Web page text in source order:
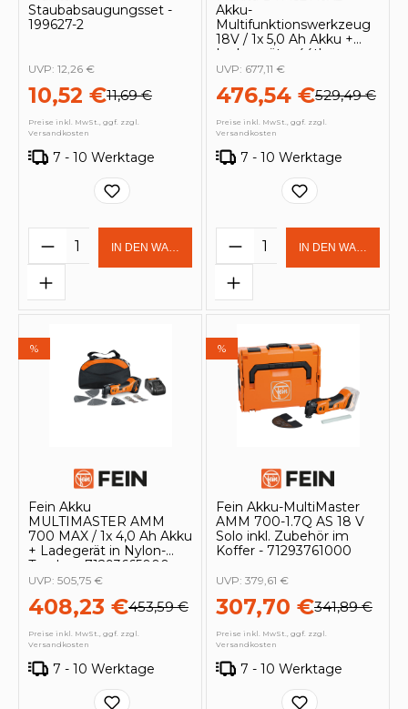
Staubabsaugungsset -
199627-2
10,52 €11,69 €
UVP: 12,26 €
Preise inkl. MwSt., ggf. zzgl.
Versandkosten
7 - 10 Werktage
Produkt Anzahl: Gib den
IN DEN WARENKORB
Akku-
Multifunktionswerkzeug
18V / 1x 5,0 Ah Akku +
Ladegerät + 44tlg.
Zubehör-Set im MAKPAC
476,54 €529,49 €
UVP: 677,11 €
Preise inkl. MwSt., ggf. zzgl.
Versandkosten
7 - 10 Werktage
Produkt Anzahl:
IN DEN
%
Fein Akku
MULTIMASTER AMM
700 MAX / 1x 4,0 Ah Akku
+ Ladegerät in Nylon-
Tasche - 71293665000
408,23 €453,59 €
UVP: 505,75 €
Preise inkl. MwSt., ggf. zzgl.
Versandkosten
7 - 10 Werktage
%
Fein Akku-MultiMaster
AMM 700-1.7Q AS 18 V
Solo inkl. Zubehör im
Koffer - 71293761000
307,70 €341,89 €
UVP: 379,61 €
Preise inkl. MwSt., ggf. zzgl.
Versandkosten
7 - 10 Werktage